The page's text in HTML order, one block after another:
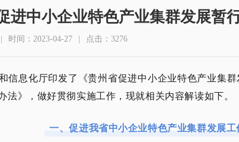
进中小企业特色产业集群发展暂
| 时间：2023-04-27 | 点击：3276
信息化厅印发了《贵州省促进中小企业特色产业集
法》，做好贯彻实施工作，现就相关内容解读如下。
一、促进我省中小企业特色产业集群发展工